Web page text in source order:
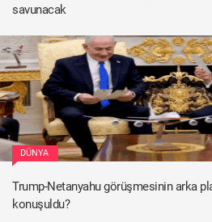
savunacak
DÜNYA
Trump-Netanyahu görüşmesinin arka
konuşuldu?